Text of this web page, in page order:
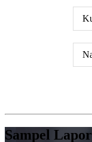
Sampel